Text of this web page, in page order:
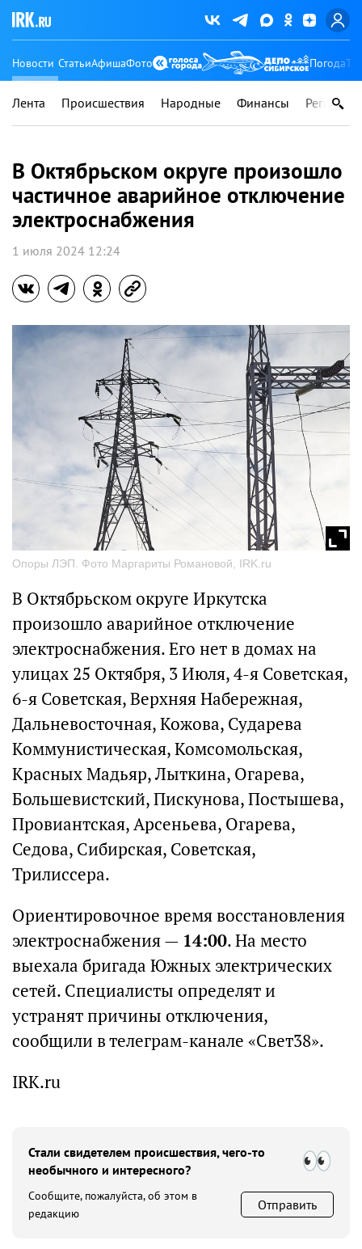
Новости СтатьиАфишаФото Погода
Лента Происшествия Народные Финансы Регионы
В Октябрьском округе произошло
частичное аварийное отключение
электроснабжения
1 июля 2024 12:24
Опоры ЛЭП. Фото Маргариты Романовой, IRK.ru
В Октябрьском округе Иркутска
произошло аварийное отключение
электроснабжения. Его нет в домах на
улицах 25 Октября, 3 Июля, 4-я Советская,
6-я Советская, Верхняя Набережная,
Дальневосточная, Кожова, Сударева
Коммунистическая, Комсомольская,
Красных Мадьяр, Лыткина, Огарева,
Большевистский, Пискунова, Постышева,
Провиантская, Арсеньева, Огарева,
Седова, Сибирская, Советская,
Трилиссера.
Ориентировочное время восстановления
электроснабжения — 14:00. На место
выехала бригада Южных электрических
сетей. Специалисты определят и
устранят причины отключения,
сообщили в телеграм-канале «Свет38».
IRK.ru
Стали свидетелем происшествия, чего-то
необычного и интересного?
Сообщите, пожалуйста, об этом в
редакцию
Отправить